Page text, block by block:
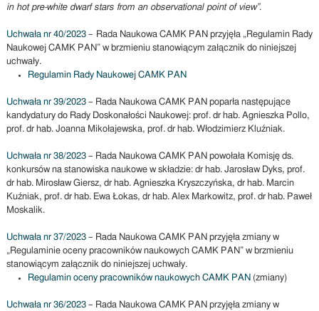
in hot pre-white dwarf stars from an observational point of view”.
Uchwała nr 40/2023– Rada Naukowa CAMK PAN przyjęła „Regulamin Rady
Naukowej CAMK PAN” w brzmieniu stanowiącym załącznik do niniejszej
uchwały.
Regulamin Rady Naukowej CAMK PAN
Uchwała nr 39/2023– Rada Naukowa CAMK PAN poparła następujące
kandydatury do Rady Doskonałości Naukowej: prof. dr hab. Agnieszka Pollo,
prof. dr hab. Joanna Mikołajewska, prof. dr hab. Włodzimierz Kluźniak.
Uchwała nr 38/2023– Rada Naukowa CAMK PAN powołała Komisję ds.
konkursów na stanowiska naukowe w składzie: dr hab. Jarosław Dyks, prof.
dr hab. Mirosław Giersz, dr hab. Agnieszka Kryszczyńska, dr hab. Marcin
Kuźniak, prof. dr hab. Ewa Łokas, dr hab. Alex Markowitz, prof. dr hab. Paweł
Moskalik.
Uchwała nr 37/2023– Rada Naukowa CAMK PAN przyjęła zmiany w
„Regulaminie oceny pracowników naukowych CAMK PAN” w brzmieniu
stanowiącym załącznik do niniejszej uchwały.
Regulamin oceny pracowników naukowych CAMK PAN (zmiany)
Uchwała nr 36/2023– Rada Naukowa CAMK PAN przyjęła zmiany w